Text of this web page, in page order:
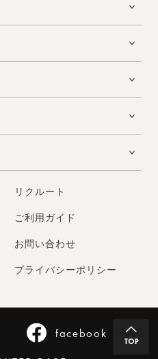
リクルート
ご利用ガイド
お問い合わせ
プライバシーポリシー
facebook